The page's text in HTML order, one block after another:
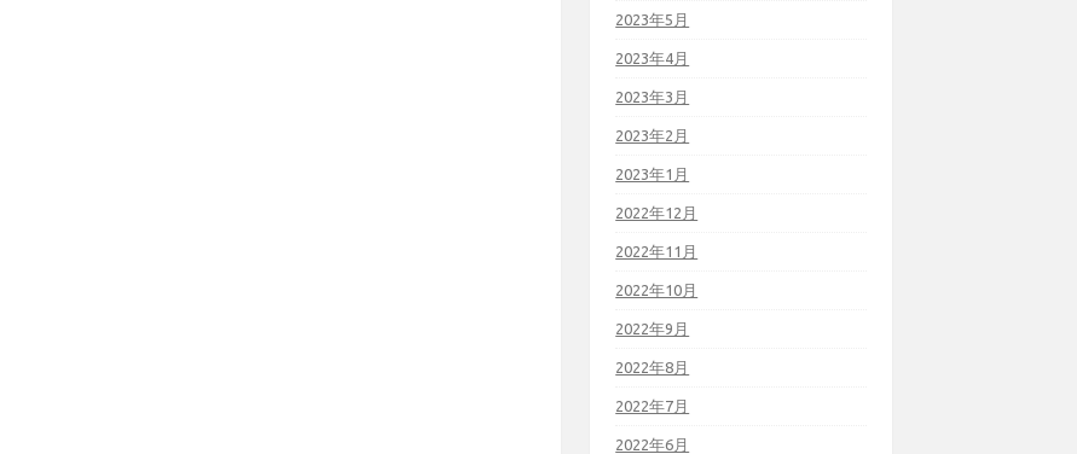
2023年5月
2023年4月
2023年3月
2023年2月
2023年1月
2022年12月
2022年11月
2022年10月
2022年9月
2022年8月
2022年7月
2022年6月